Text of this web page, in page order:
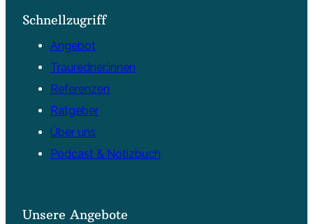
Schnellzugriff
Angebot
Trauredner:innen
Referenzen
Ratgeber
Über uns
Podcast & Notizbuch
Unsere Angebote